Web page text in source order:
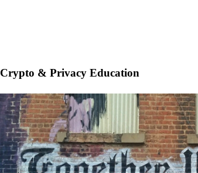
Crypto & Privacy Education